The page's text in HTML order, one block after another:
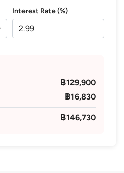
Interest Rate (%)
฿129,900
฿16,830
฿146,730